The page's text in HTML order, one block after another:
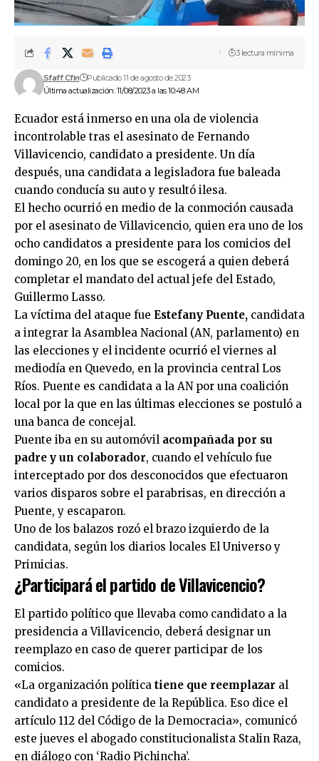
Última actualización: 11/08/2023 a las 10:48 AM
Sfaff Cfin Publicado 11 de agosto de 2023
3 lectura mínima
Ecuador está inmerso en una ola de violencia
incontrolable tras el asesinato de Fernando
Villavicencio, candidato a presidente. Un día
después, una candidata a legisladora fue baleada
cuando conducía su auto y resultó ilesa.
El hecho ocurrió en medio de la conmoción causada
por el asesinato de Villavicencio, quien era uno de los
ocho candidatos a presidente para los comicios del
domingo 20, en los que se escogerá a quien deberá
completar el mandato del actual jefe del Estado,
Guillermo Lasso.
La víctima del ataque fue Estefany Puente, candidata
a integrar la Asamblea Nacional (AN, parlamento) en
las elecciones y el incidente ocurrió el viernes al
mediodía en Quevedo, en la provincia central Los
Ríos. Puente es candidata a la AN por una coalición
local por la que en las últimas elecciones se postuló a
una banca de concejal.
Puente iba en su automóvil acompañada por su
padre y un colaborador, cuando el vehículo fue
interceptado por dos desconocidos que efectuaron
varios disparos sobre el parabrisas, en dirección a
Puente, y escaparon.
Uno de los balazos rozó el brazo izquierdo de la
candidata, según los diarios locales El Universo y
Primicias.
¿Participará el partido de Villavicencio?
El partido político que llevaba como candidato a la
presidencia a Villavicencio, deberá designar un
reemplazo en caso de querer participar de los
comicios.
«La organización política tiene que reemplazar al
candidato a presidente de la República. Eso dice el
artículo 112 del Código de la Democracia», comunicó
este jueves el abogado constitucionalista Stalin Raza,
en diálogo con ‘Radio Pichincha’.